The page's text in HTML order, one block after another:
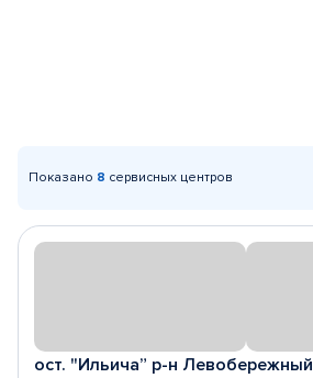
Показано 8 сервисных центров
ост. "Ильича” р-н Левобережный